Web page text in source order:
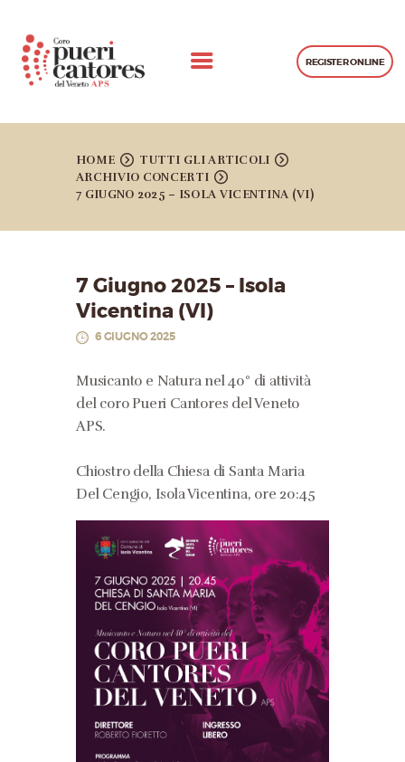
REGISTER ONLINE
HOME
TUTTI GLI ARTICOLI
ARCHIVIO CONCERTI
7 GIUGNO 2025 – ISOLA VICENTINA (VI)
CHI SIAMO
CONCERTI
PROGETTI REALIZZATI
CONTATTI
7 Giugno 2025 – Isola
Vicentina (VI)
6 GIUGNO 2025
Musicanto e Natura nel 40° di attività
del coro Pueri Cantores del Veneto
APS.
Chiostro della Chiesa di Santa Maria
Del Cengio, Isola Vicentina, ore 20:45